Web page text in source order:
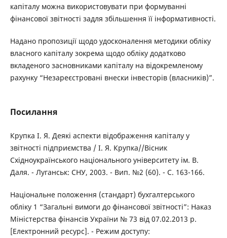
капіталу можна використовувати при формуванні
фінансової звітності задля збільшення її інформативності.
Надано пропозиції щодо удосконалення методики обліку
власного капіталу зокрема щодо обліку додатково
вкладеного засновниками капіталу на відокремленому
рахунку “Незареєстровані внески інвесторів (власників)”.
Посилання
Крупка І. Я. Деякі аспекти відображення капіталу у
звітності підприємства / І. Я. Крупка//Вісник
Східноукраїнського національного університету ім. В.
Даля. - Луганськ: СНУ, 2003. - Вип. №2 (60). - С. 163-166.
Національне положення (стандарт) бухгалтерського
обліку 1 “Загальні вимоги до фінансової звітності”: Наказ
Міністерства фінансів України № 73 від 07.02.2013 р.
[Електронний ресурс]. - Режим доступу: